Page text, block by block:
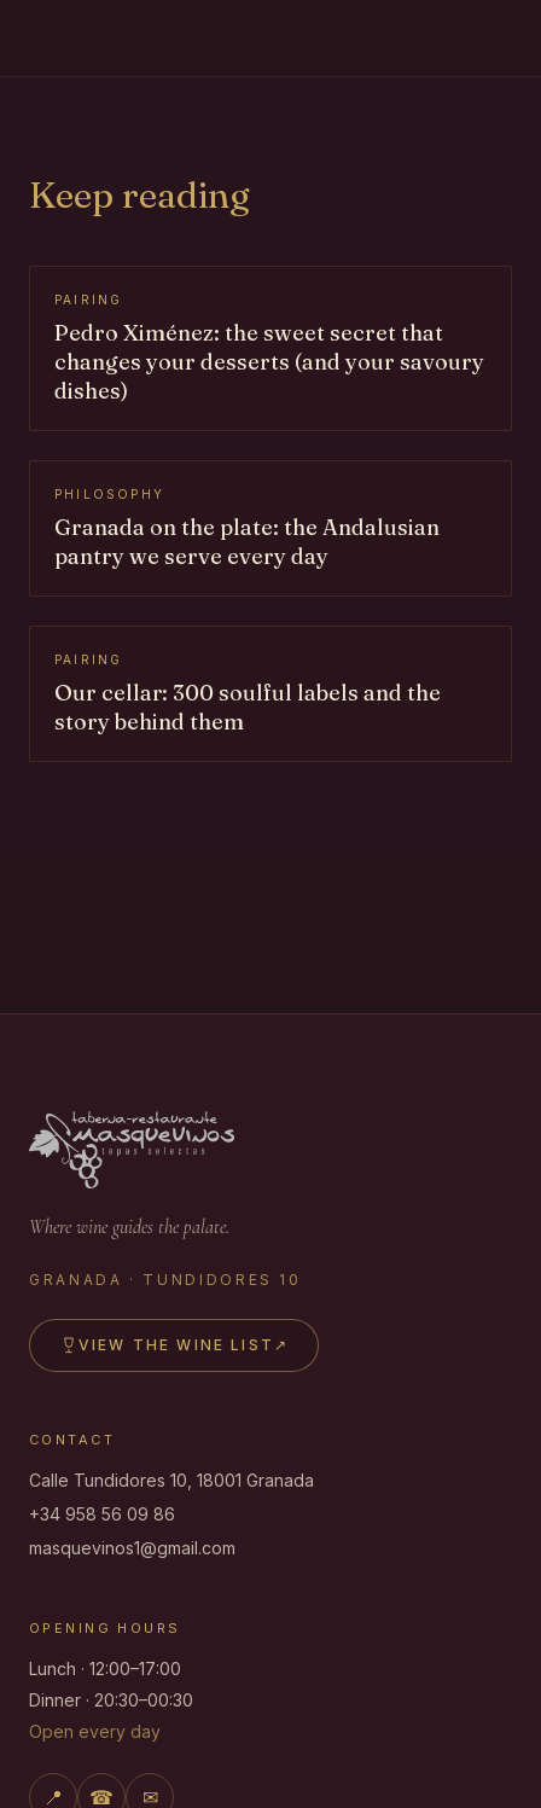
Keep reading
PAIRING
Pedro Ximénez: the sweet secret that
changes your desserts (and your savoury
dishes)
PHILOSOPHY
Granada on the plate: the Andalusian
pantry we serve every day
PAIRING
Our cellar: 300 soulful labels and the
story behind them
Where wine guides the palate.
GRANADA · TUNDIDORES 10
VIEW THE WINE LIST ↗
CONTACT
Calle Tundidores 10, 18001 Granada
+34 958 56 09 86
masquevinos1@gmail.com
OPENING HOURS
Lunch · 12:00–17:00
Dinner · 20:30–00:30
Open every day
📍 ☎ ✉